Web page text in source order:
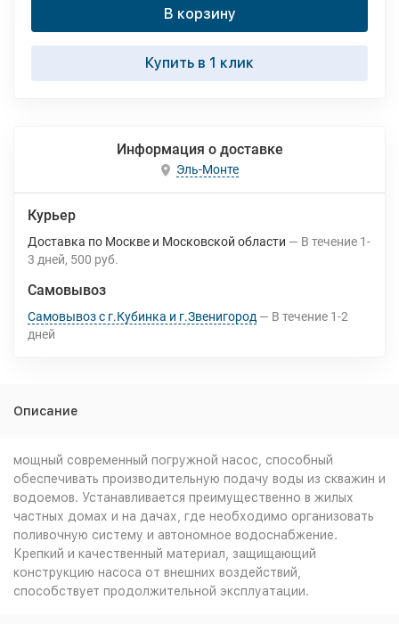
В корзину
Купить в 1 клик
Информация о доставке
Эль-Монте
Курьер
Доставка по Москве и Московской области В течение 1-
3 дней 500 руб.
Самовывоз
Самовывоз с г.Кубинка и г.Звенигород В течение 1-2
дней
Описание
мощный современный погружной насос, способный
обеспечивать производительную подачу воды из скважин и
водоемов. Устанавливается преимущественно в жилых
частных домах и на дачах, где необходимо организовать
поливочную систему и автономное водоснабжение.
Крепкий и качественный материал, защищающий
конструкцию насоса от внешних воздействий,
способствует продолжительной эксплуатации.